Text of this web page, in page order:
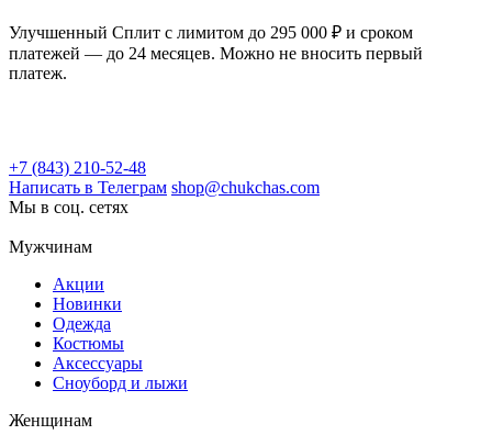
Улучшенный Сплит с лимитом до 295 000 ₽ и сроком
платежей — до 24 месяцев. Можно не вносить первый
платеж.
+7 (843) 210-52-48
Написать в Телеграм shop@chukchas.com
Мы в соц. сетях
Мужчинам
Акции
Новинки
Одежда
Костюмы
Аксессуары
Сноуборд и лыжи
Женщинам